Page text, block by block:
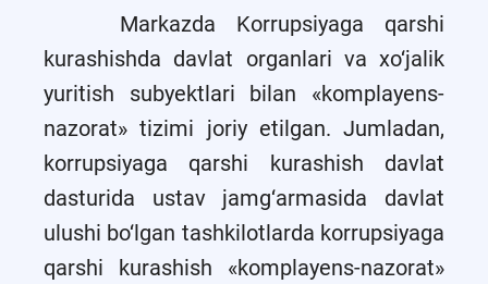
Markazda Korrupsiyaga qarshi
kurashishda davlat organlari va xo‘jalik
yuritish subyektlari bilan «komplayens-
nazorat» tizimi joriy etilgan. Jumladan,
korrupsiyaga qarshi kurashish davlat
dasturida ustav jamg‘armasida davlat
ulushi bo‘lgan tashkilotlarda korrupsiyaga
qarshi kurashish «komplayens-nazorat»